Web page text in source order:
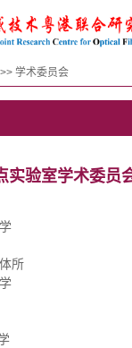
>>学术委员会
实验室学术委员
所